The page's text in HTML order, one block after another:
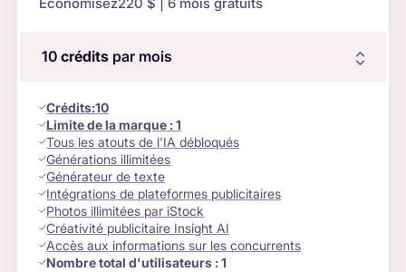
10 créditspar mois
Crédits:10
Limite de la marque :1
Tous les atouts de l'IA débloqués
Générations illimitées
Générateur de texte
Intégrations de plateformes publicitaires
Photos illimitées par iStock
Créativité publicitaire Insight AI
Accès aux informations sur les concurrents
Nombre total d'utilisateurs :1